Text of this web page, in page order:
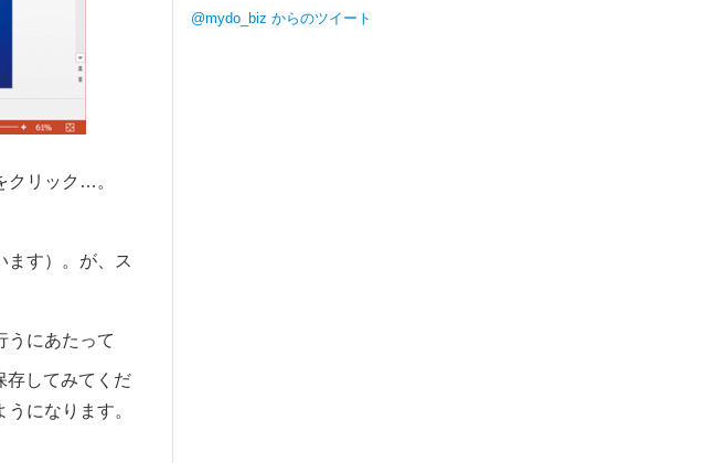
クリック…。
す）。が、
ス
うにあたって
存してみてくだ
になります。
@mydo_biz からのツイート